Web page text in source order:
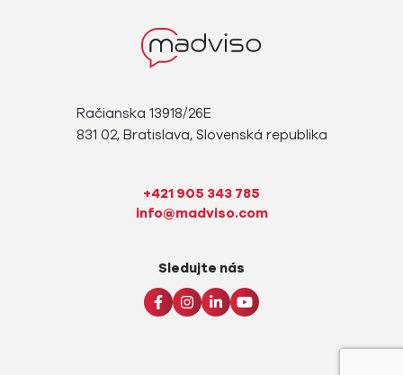
Račianska 13918/26E
831 02, Bratislava, Slovenská republika
+421 905 343 785
info@madviso.com
Sledujte nás